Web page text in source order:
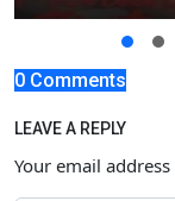
0 Comments
LEAVE A REPLY
Your email